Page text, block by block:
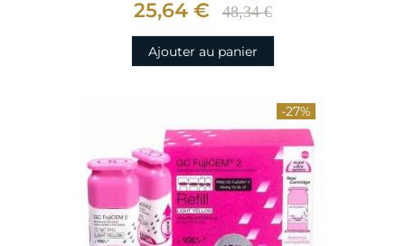
25,64 € 48,34 €
Ajouter au panier
-27%